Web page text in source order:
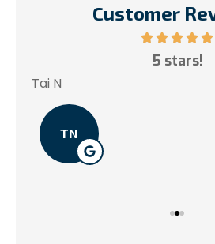
Customer
5 stars!
Tai N
TN